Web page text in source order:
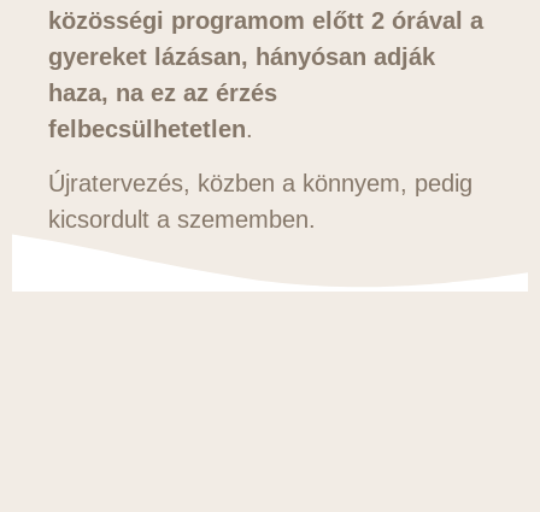
közösségi programom előtt 2 órával a
gyereket lázásan, hányósan adják
haza, na ez az érzés
felbecsülhetetlen.
Újratervezés, közben a könnyem, pedig
kicsordult a szememben.